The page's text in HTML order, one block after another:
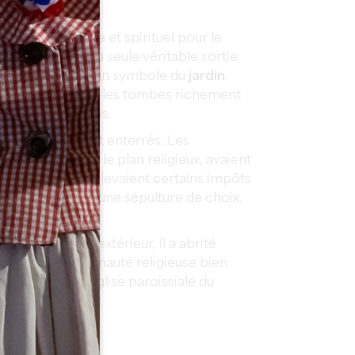
géographique et spirituel pour le
clos, où la seule véritable sortie
central étant un symbole du jardin
Sud et Est, les tombes richement
XIVème siècles.
y étaient enterrés. Les
si puissants sur le plan religieux, avaient
politique. Ils levaient certains impôts
à l’élite locale une sépulture de choix,
monastère de l’extérieur, il a abrité
une communauté religieuse bien
est l’église paroissiale du